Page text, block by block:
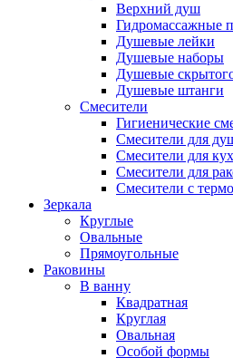
Верхний душ
Гидромассажные
Душевые лейки
Душевые наборы
Душевые
Душевые штанги
Смесители
Гигиенические
Смесители для
Смесители для
Смесители для
Смесители с
Зеркала
Круглые
Овальные
Прямоугольные
Раковины
В ванну
Квадратная
Круглая
Овальная
Особой формы